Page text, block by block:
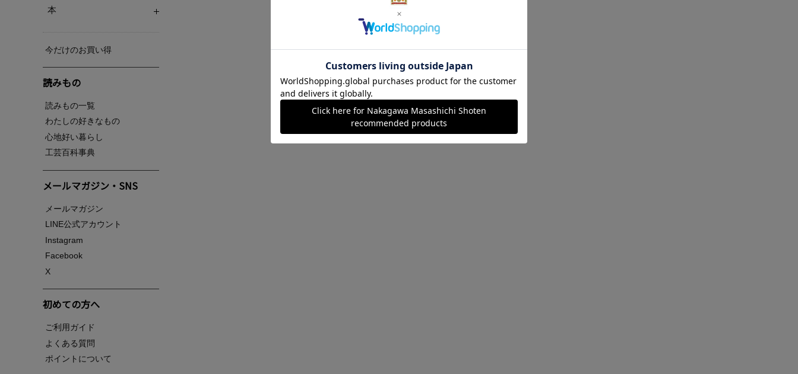
本
今だけのお買い得
読みもの
読みもの一覧
わたしの好きなもの
心地好い暮らし
工芸百科事典
メールマガジン・SNS
メールマガジン
LINE公式アカウント
Instagram
Facebook
X
初めての方へ
ご利用ガイド
よくある質問
ポイントについて